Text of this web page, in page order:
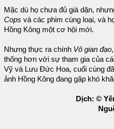
Mặc dù họ chưa đủ già dặn,
Cops và các phim cùng loại, và
Hồng Kông một cơ hội mới.
Nhưng thực ra chính Vô gian đạo
thống hơn với sự tham gia của
Vỹ và Lưu Đức Hoa, cuối cùng
ảnh Hồng Kông đang gặp khó
Dịch: ©